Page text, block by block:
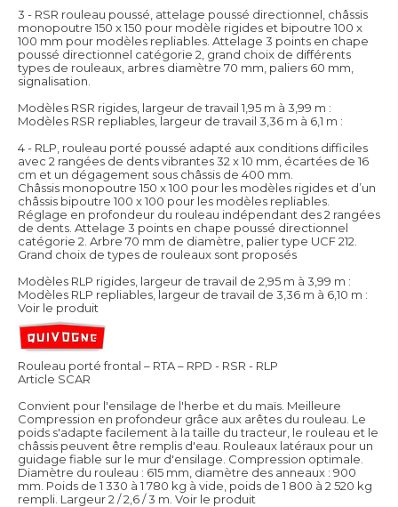
3 - RSR rouleau poussé, attelage poussé directionnel, châssis
monopoutre 150 x 150 pour modèle rigides et bipoutre 100 x
100 mm pour modèles repliables. Attelage 3 points en chape
poussé directionnel catégorie 2, grand choix de différents
types de rouleaux, arbres diamètre 70 mm, paliers 60 mm,
signalisation.
Modèles RSR rigides, largeur de travail 1,95 m à 3,99 m :
Modèles RSR repliables, largeur de travail 3,36 m à 6,1 m :
4 - RLP, rouleau porté poussé adapté aux conditions difficiles
avec 2 rangées de dents vibrantes 32 x 10 mm, écartées de 16
cm et un dégagement sous châssis de 400 mm.
Châssis monopoutre 150 x 100 pour les modèles rigides et d’un
châssis bipoutre 100 x 100 pour les modèles repliables.
Réglage en profondeur du rouleau indépendant des 2 rangées
de dents. Attelage 3 points en chape poussé directionnel
catégorie 2. Arbre 70 mm de diamètre, palier type UCF 212.
Grand choix de types de rouleaux sont proposés
Modèles RLP rigides, largeur de travail de 2,95 m à 3,99 m :
Modèles RLP repliables, largeur de travail de 3,36 m à 6,10 m :
Voir le produit
Rouleau porté frontal – RTA – RPD - RSR - RLP
Article SCAR
Convient pour l'ensilage de l'herbe et du maïs. Meilleure
Compression en profondeur grâce aux arêtes du rouleau. Le
poids s'adapte facilement à la taille du tracteur, le rouleau et le
châssis peuvent être remplis d'eau. Rouleaux latéraux pour un
guidage fiable sur le mur d'ensilage. Compression optimale.
Diamètre du rouleau : 615 mm, diamètre des anneaux : 900
mm. Poids de 1 330 à 1 780 kg à vide, poids de 1 800 à 2 520 kg
rempli. Largeur 2 / 2,6 / 3 m. Voir le produit